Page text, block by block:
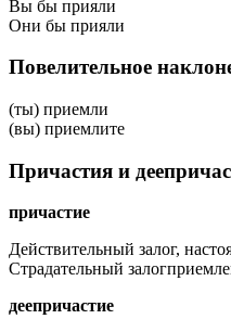
Вы бы прияли
Они бы прияли
Повелительное
(ты) приемли
(вы) приемлите
Причастия и
причастие
Действительный залог,
Страдательный залог
деепричастие